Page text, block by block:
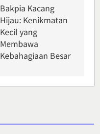
Bakpia Kacang
Hijau: Kenikmatan
Kecil yang
Membawa
Kebahagiaan Besar